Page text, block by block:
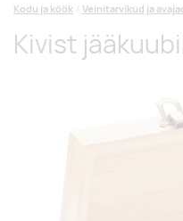
Kodu ja köök Veinitarvikud ja
Kivist